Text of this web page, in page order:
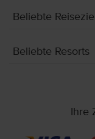
Beliebte
Beliebte Resorts
Ihre